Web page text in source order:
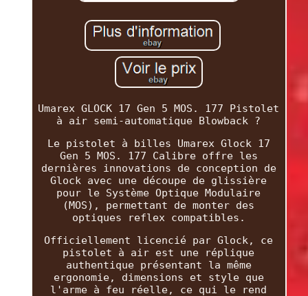
Umarex GLOCK 17 Gen 5 MOS. 177 Pistolet
à air semi-automatique Blowback ?
Le pistolet à billes Umarex Glock 17
Gen 5 MOS. 177 Calibre offre les
dernières innovations de conception de
Glock avec une découpe de glissière
pour le Système Optique Modulaire
(MOS), permettant de monter des
optiques reflex compatibles.
Officiellement licencié par Glock, ce
pistolet à air est une réplique
authentique présentant la même
ergonomie, dimensions et style que
l'arme à feu réelle, ce qui le rend